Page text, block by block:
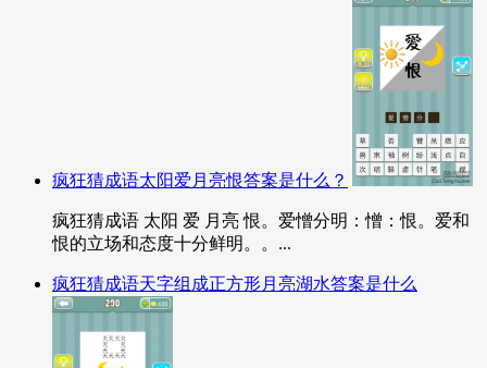
疯狂猜成语太阳爱月亮恨答案是什么？
疯狂猜成语 太阳 爱 月亮 恨。爱憎分明：憎：恨。爱和
恨的立场和态度十分鲜明。。...
疯狂猜成语天字组成正方形月亮湖水答案是什么